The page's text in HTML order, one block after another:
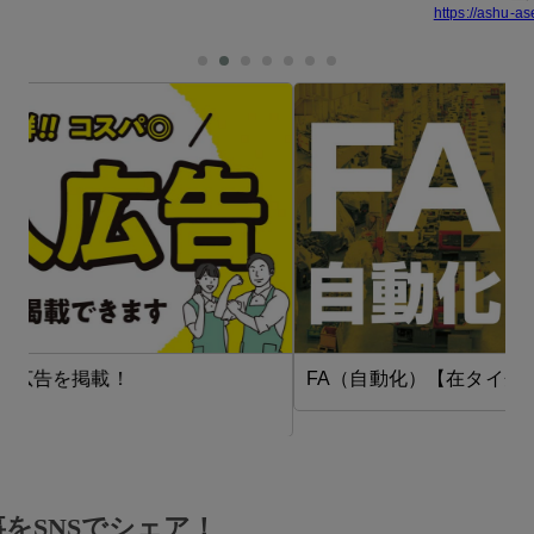
https://ashu-
FA（自動化）【在タイ企業・製造業】
SNSでシェア！